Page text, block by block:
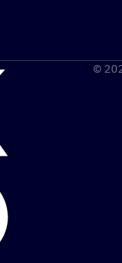
©